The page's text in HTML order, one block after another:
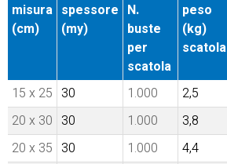
misura
(cm)
spessore
(my)
N.
buste
per
scatola
peso
(kg)
scatola
15 x 25 30 1.000
2,5
20 x 30 30 1.000
3,8
20 x 35 30 1.000
4,4